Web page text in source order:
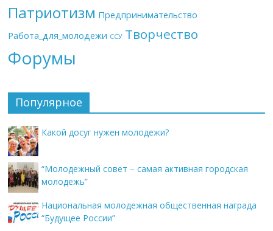
Патриотизм Предпринимательство
Работа_для_молодежи ССУ Творчество
Форумы
Популярное
Какой досуг нужен молодежи?
“Молодежный совет – самая активная городская
молодежь”
Национальная молодежная общественная награда
“Будущее России”